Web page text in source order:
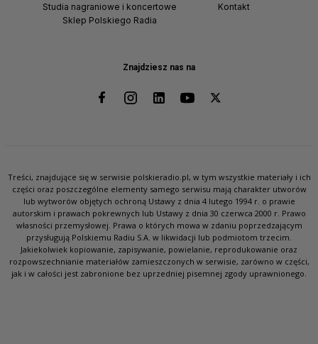
Znajdziesz nas na
Studia nagraniowe i koncertowe
Sklep Polskiego Radia
Kontakt
Treści, znajdujące się w serwisie polskieradio.pl, w tym wszystkie materiały i ich
części oraz poszczególne elementy samego serwisu mają charakter utworów
lub wytworów objętych ochroną Ustawy z dnia 4 lutego 1994 r. o prawie
autorskim i prawach pokrewnych lub Ustawy z dnia 30 czerwca 2000 r. Prawo
własności przemysłowej. Prawa o których mowa w zdaniu poprzedzającym
przysługują Polskiemu Radiu S.A. w likwidacji lub podmiotom trzecim.
Jakiekolwiek kopiowanie, zapisywanie, powielanie, reprodukowanie oraz
rozpowszechnianie materiałów zamieszczonych w serwisie, zarówno w części,
jak i w całości jest zabronione bez uprzedniej pisemnej zgody uprawnionego.